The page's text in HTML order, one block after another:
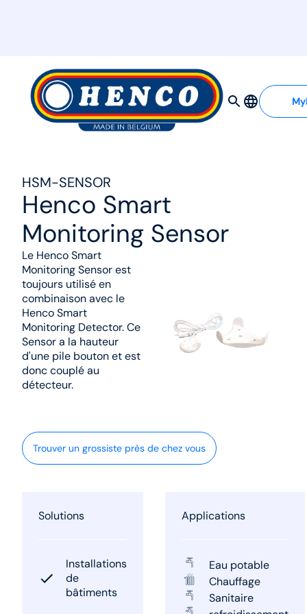
HSM-SENSOR
Henco Smart
Monitoring Sensor
Le Henco Smart
Monitoring Sensor est
toujours utilisé en
combinaison avec le
Henco Smart
Monitoring Detector. Ce
Sensor a la hauteur
d'une pile bouton et est
donc couplé au
détecteur.
Trouver un grossiste près de chez vous
Solutions
Installations
de
bâtiments
Applications
Eau potable
Chauffage
Sanitaire